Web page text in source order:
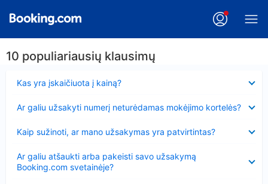
10 populiariausių klausimų
Kas yra įskaičiuota į kainą?
Ar galiu užsakyti numerį neturėdamas mokėjimo kortelės?
Kaip sužinoti, ar mano užsakymas yra patvirtintas?
Ar galiu atšaukti arba pakeisti savo užsakymą
Booking.com svetainėje?